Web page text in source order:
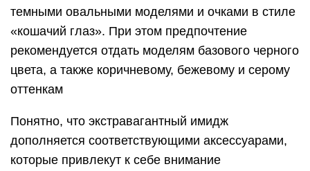
темными овальными моделями и очками в стиле
«кошачий глаз». При этом предпочтение
рекомендуется отдать моделям базового черного
цвета, а также коричневому, бежевому и серому
оттенкам
Понятно, что экстравагантный имидж
дополняется соответствующими аксессуарами,
которые привлекут к себе внимание